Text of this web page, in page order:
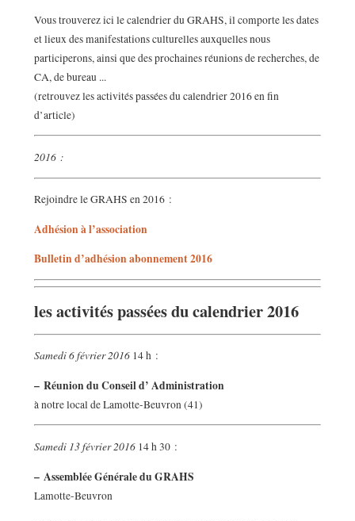
Vous trouverez ici le calendrier du GRAHS, il comporte les dates
et lieux des manifestations culturelles auxquelles nous
participerons, ainsi que des prochaines réunions de recherches, de
CA, de bureau ...
(retrouvez les activités passées du calendrier 2016 en fin
d’article)
2016 :
Rejoindre le GRAHS en 2016 :
Adhésion à l’association
Bulletin d’adhésion abonnement 2016
les activités passées du calendrier 2016
Samedi 6 février 201614 h :
– Réunion du Conseil d’ Administration
à notre local de Lamotte-Beuvron (41)
Samedi 13 février 201614 h 30 :
– Assemblée Générale du GRAHS
Lamotte-Beuvron